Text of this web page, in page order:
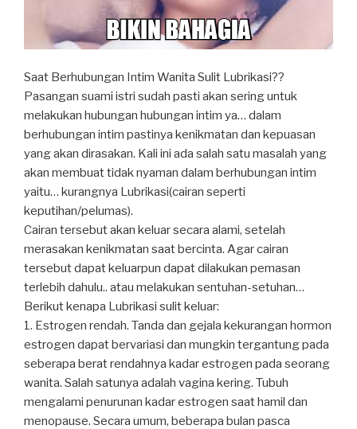
Saat Berhubungan Intim Wanita Sulit Lubrikasi??
Pasangan suami istri sudah pasti akan sering untuk
melakukan hubungan hubungan intim ya… dalam
berhubungan intim pastinya kenikmatan dan kepuasan
yang akan dirasakan. Kali ini ada salah satu masalah yang
akan membuat tidak nyaman dalam berhubungan intim
yaitu… kurangnya Lubrikasi(cairan seperti
keputihan/pelumas).
Cairan tersebut akan keluar secara alami, setelah
merasakan kenikmatan saat bercinta. Agar cairan
tersebut dapat keluarpun dapat dilakukan pemasan
terlebih dahulu.. atau melakukan sentuhan-setuhan…
Berikut kenapa Lubrikasi sulit keluar:
1. Estrogen rendah. Tanda dan gejala kekurangan hormon
estrogen dapat bervariasi dan mungkin tergantung pada
seberapa berat rendahnya kadar estrogen pada seorang
wanita. Salah satunya adalah vagina kering. Tubuh
mengalami penurunan kadar estrogen saat hamil dan
menopause. Secara umum, beberapa bulan pasca